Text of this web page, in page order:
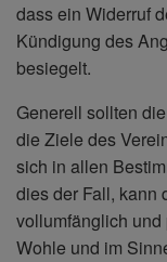
dass ein Widerruf
Kündigung des
besiegelt.
Generell sollten
die Ziele des
sich in allen
dies der Fall, kann
vollumfänglich
Wohle und im